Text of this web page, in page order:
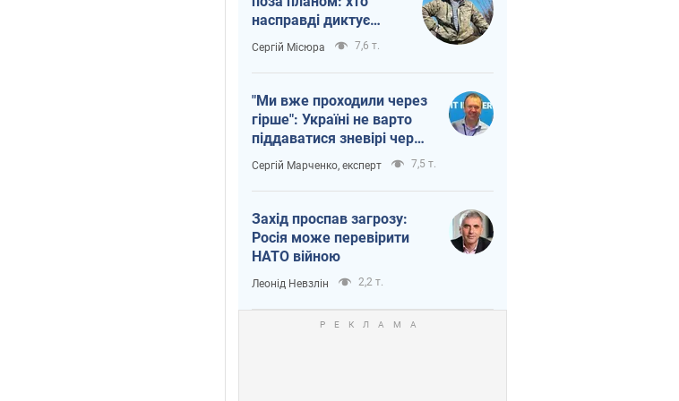
насправді диктує
темп війни
Сергій Місюра 7,6 т.
"Ми вже проходили через
гірше": Україні не варто
піддаватися зневірі через
ракетний терор
Сергій Марченко, експерт 7,5 т.
Захід проспав загрозу:
Росія може перевірити
НАТО війною
Леонід Невзлін 2,2 т.